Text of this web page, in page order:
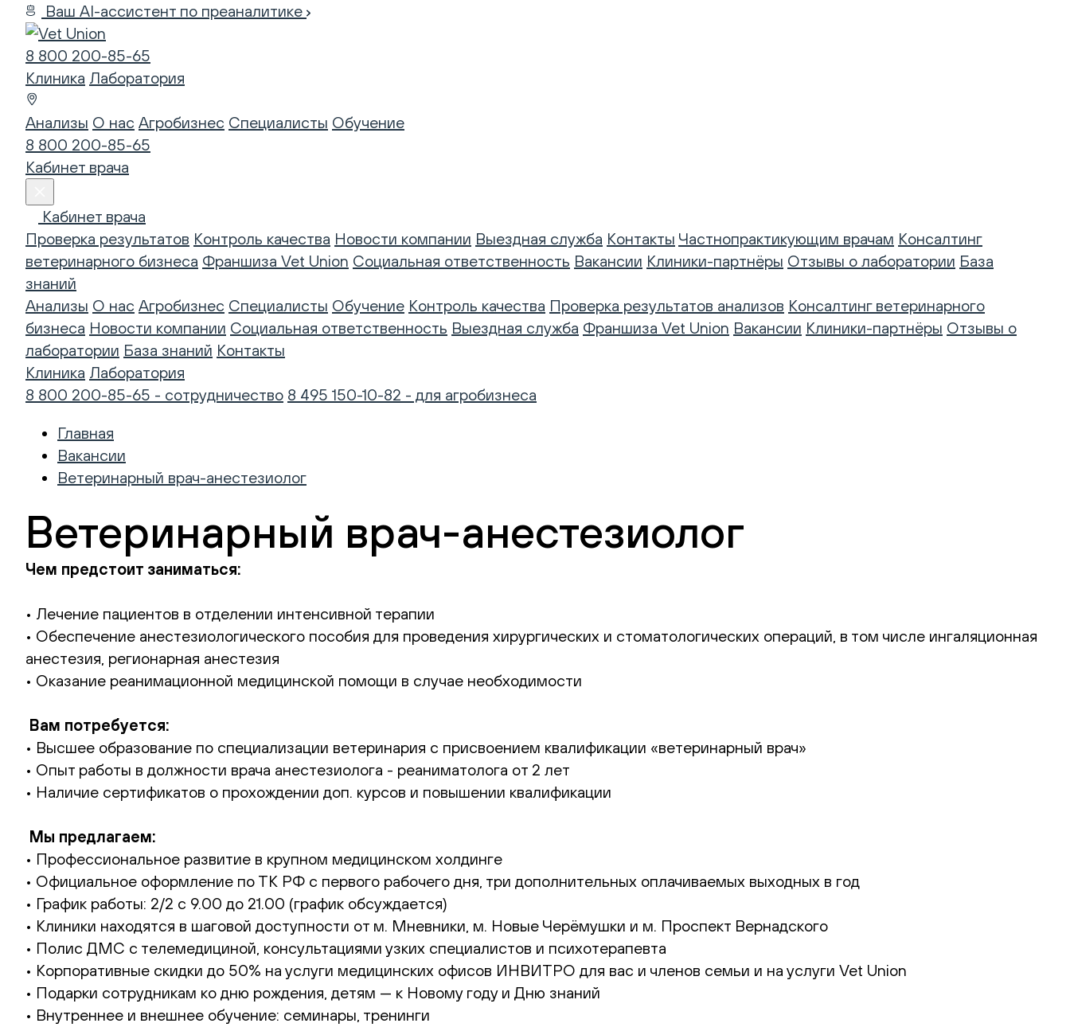
Ваш AI-ассистент по преаналитике
8 800 200-85-65
Клиника Лаборатория
Анализы О нас Агробизнес Специалисты Обучение
8 800 200-85-65
Кабинет врача
Кабинет врача
Проверка результатов Контроль качества Новости компании Выездная служба Контакты Частнопрактикующим врачам Консалтинг
ветеринарного бизнеса Франшиза Vet Union Социальная ответственность Вакансии Клиники-партнёры Отзывы о лаборатории База
знаний
Анализы О нас Агробизнес Специалисты Обучение Контроль качества Проверка результатов анализов Консалтинг ветеринарного
бизнеса Новости компании Социальная ответственность Выездная служба Франшиза Vet Union Вакансии Клиники-партнёры Отзывы о
лаборатории База знаний Контакты
Клиника Лаборатория
8 800 200-85-65 - сотрудничество 8 495 150-10-82 - для агробизнеса
Главная
Вакансии
Ветеринарный врач-анестезиолог
Ветеринарный врач-анестезиолог
Чем предстоит заниматься:
• Лечение пациентов в отделении интенсивной терапии
• Обеспечение анестезиологического пособия для проведения хирургических и стоматологических операций, в том числе ингаляционная
анестезия, регионарная анестезия
• Оказание реанимационной медицинской помощи в случае необходимости
Вам потребуется:
• Высшее образование по специализации ветеринария с присвоением квалификации «ветеринарный врач»
• Опыт работы в должности врача анестезиолога - реаниматолога от 2 лет
• Наличие сертификатов о прохождении доп. курсов и повышении квалификации
Мы предлагаем:
• Профессиональное развитие в крупном медицинском холдинге
• Официальное оформление по ТК РФ с первого рабочего дня, три дополнительных оплачиваемых выходных в год
• График работы: 2/2 с 9.00 до 21.00 (график обсуждается)
• Клиники находятся в шаговой доступности от м. Мневники, м. Новые Черёмушки и м. Проспект Вернадского
• Полис ДМС с телемедициной, консультациями узких специалистов и психотерапевта
• Корпоративные скидки до 50% на услуги медицинских офисов ИНВИТРО для вас и членов семьи и на услуги Vet Union
• Подарки сотрудникам ко дню рождения, детям — к Новому году и Дню знаний
• Внутреннее и внешнее обучение: семинары, тренинги